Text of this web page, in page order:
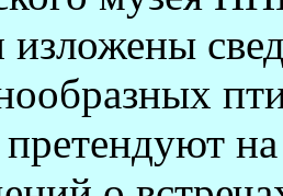
претендуют